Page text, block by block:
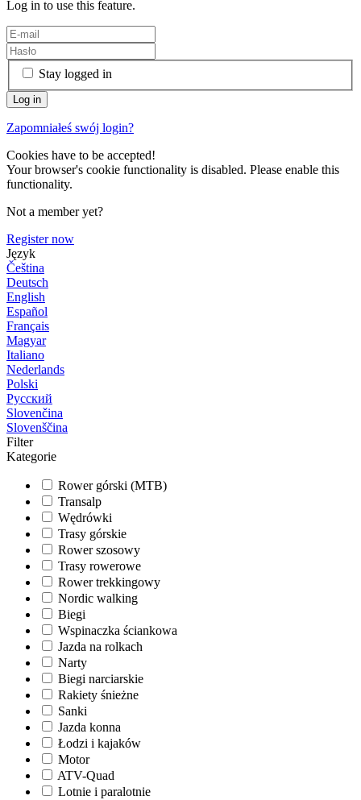
Log in to use this feature.
Stay logged in
Zapomniałeś swój login?
Cookies have to be accepted!
Your browser's cookie functionality is disabled. Please enable this
functionality.
Not a member yet?
Register now
Język
Čeština
Deutsch
English
Español
Français
Magyar
Italiano
Nederlands
Polski
Русский
Slovenčina
Slovenščina
Filter
Kategorie
Rower górski (MTB)
Transalp
Wędrówki
Trasy górskie
Rower szosowy
Trasy rowerowe
Rower trekkingowy
Nordic walking
Biegi
Wspinaczka ściankowa
Jazda na rolkach
Narty
Biegi narciarskie
Rakiety śnieżne
Sanki
Jazda konna
Łodzi i kajaków
Motor
ATV-Quad
Lotnie i paralotnie